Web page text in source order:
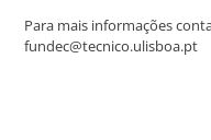
Para mais informações
fundec@tecnico.ulisboa.pt